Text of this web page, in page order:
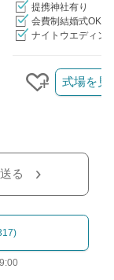
提携神社有り
会費制結婚式OK
ナイトウエディン
クリップす
式場を見
る